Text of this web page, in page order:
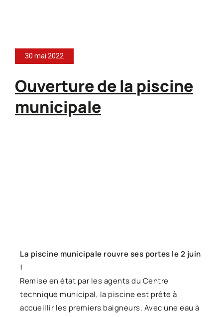
30 mai 2022
Ouverture de la piscine
municipale
La piscine municipale rouvre ses portes le 2 juin
!
Remise en état par les agents du Centre
technique municipal, la piscine est prête à
accueillir les premiers baigneurs. Avec une eau à